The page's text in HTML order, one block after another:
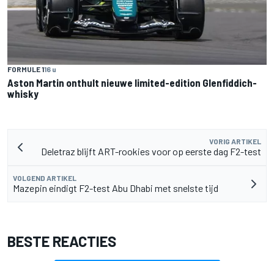
FORMULE 116 u
Aston Martin onthult nieuwe limited-edition Glenfiddich-
whisky
VORIG ARTIKEL
Deletraz blijft ART-rookies voor op eerste dag F2-test
VOLGEND ARTIKEL
Mazepin eindigt F2-test Abu Dhabi met snelste tijd
BESTE REACTIES